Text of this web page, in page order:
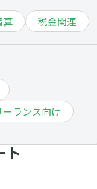
算 税金関連
ーランス向け
ト